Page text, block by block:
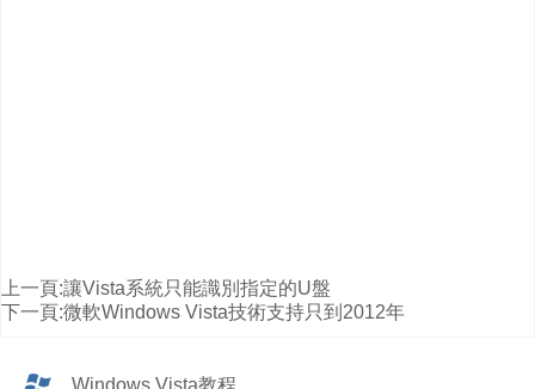
上一頁:讓Vista系統只能識別指定的U盤
下一頁:微軟Windows Vista技術支持只到2012年
Windows Vista教程